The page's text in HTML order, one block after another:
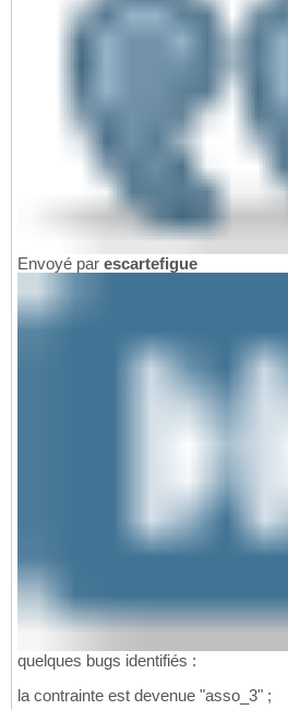
Envoyé par escartefigue
quelques bugs identifiés :
la contrainte est devenue "asso_3" ;